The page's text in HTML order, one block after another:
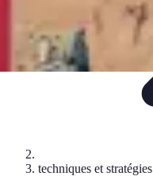
techniques et stratégies